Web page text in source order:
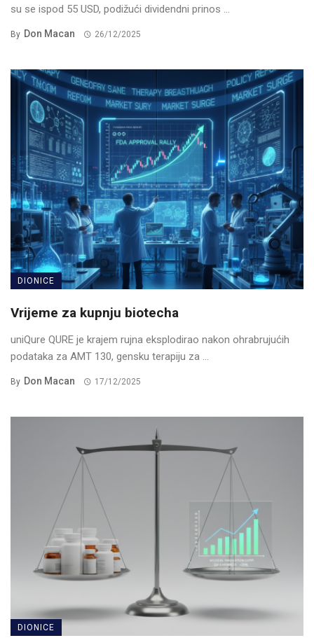
su se ispod 55 USD, podižući dividendni prinos ...
By Don Macan 26/12/2025
DIONICE
Vrijeme za kupnju biotecha
uniQure QURE je krajem rujna eksplodirao nakon ohrabrujućih
podataka za AMT 130, gensku terapiju za ...
By Don Macan 17/12/2025
DIONICE